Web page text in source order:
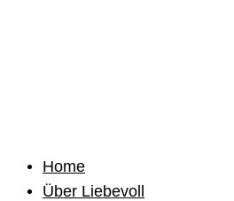
Home
Über Liebevoll